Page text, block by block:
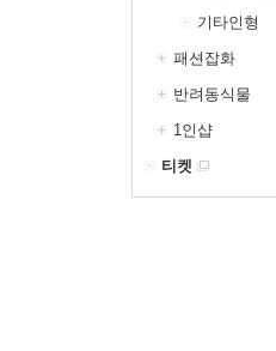
기타인형
패션잡화
반려동식물
1인샵
티켓